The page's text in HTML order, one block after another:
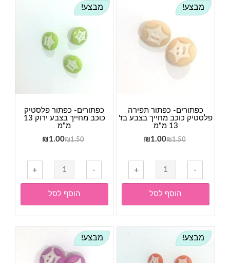
מבצע!
כפתורים- כפתור תפירה
פלסטיק כוכב מחייך בצבע בז'
13 מ"מ
₪1.50
המחיר
היה:
₪1.50.
₪1.00
הוא:
₪1.00.
-
+
הוסף לסל
מבצע!
כפתורים- כפתור פלסטיק
כוכב מחייך בצבע ירוק 13
מ"מ
₪1.50
המחיר
היה:
₪1.50.
₪1.00
המחיר
הוא:
₪1.00.
-
כמות
של
כפתורים-
כפתור
פלסטיק
כוכב
בצבע
+
הוסף לסל
מבצע! מבצע!